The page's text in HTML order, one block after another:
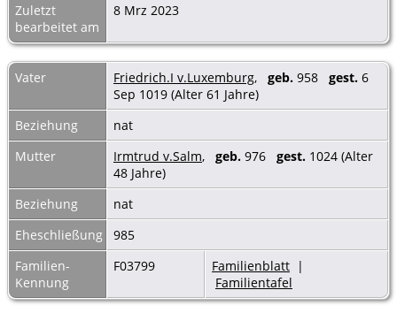
Zuletzt
bearbeitet am
8 Mrz 2023
Vater Friedrich.I v.Luxemburg, geb. 958 gest. 6
Sep 1019 (Alter 61 Jahre)
Beziehung
nat
Mutter
Irmtrud v.Salm, geb. 976 gest. 1024 (Alter
48 Jahre)
Beziehung
nat
Eheschließung
985
Familien-
Kennung
F03799 Familienblatt |
Familientafel